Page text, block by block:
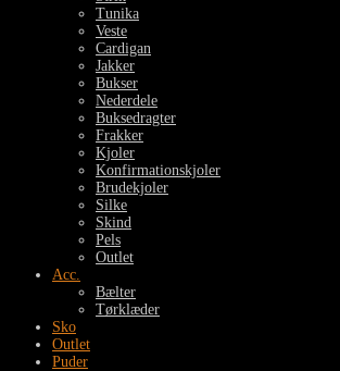
Tunika
Veste
Cardigan
Jakker
Bukser
Nederdele
Buksedragter
Frakker
Kjoler
Konfirmationskjoler
Brudekjoler
Silke
Skind
Pels
Outlet
Acc.
Bælter
Tørklæder
Sko
Outlet
Puder